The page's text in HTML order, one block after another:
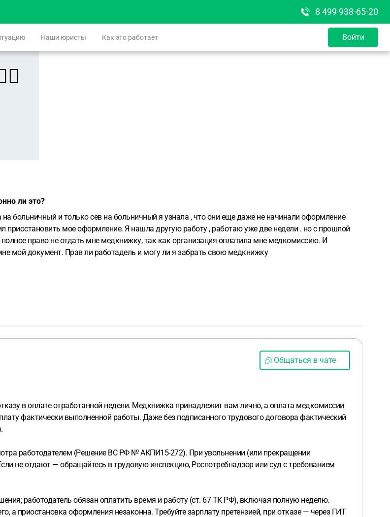
8 499 938-65-20
Наши юристы Как это работает Войти
ли это?
больничный и только сев на больничный я узнала , что они еще даже не начинали оформление
приостановить мое оформление. Я нашла другую работу , работаю уже две недели . но с прошлой
право не отдать мне медкнижку, так как организация оплатила мне медкомиссию. И
мой документ. Прав ли работадель и могу ли я забрать свою медкнижку
Общаться в чате
в оплате отработанной недели. Медкнижка принадлежит вам лично, а оплата медкомиссии
фактически выполненной работы. Даже без подписанного трудового договора фактический
работодателем (Решение ВС РФ № АКПИ15-272). При увольнении (или прекращении
не отдают — обращайтесь в трудовую инспекцию, Роспотребнадзор или суд с требованием
работодатель обязан оплатить время и работу (ст. 67 ТК РФ), включая полную неделю.
а приостановка оформления незаконна. Требуйте зарплату претензией, при отказе — через ГИТ